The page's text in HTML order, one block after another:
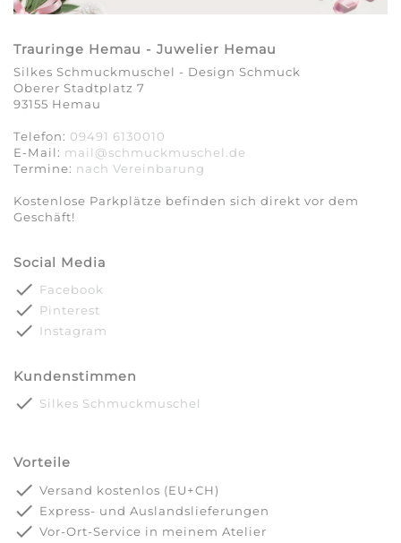
Trauringe Hemau - Juwelier Hemau
Silkes Schmuckmuschel - Design Schmuck
Oberer Stadtplatz 7
93155 Hemau
Telefon: 09491 6130010
E-Mail: mail@schmuckmuschel.de
Termine: nach Vereinbarung​​​​​​​
Kostenlose Parkplätze befinden sich direkt vor dem
Geschäft!
Social Media
done Facebook
done Pinterest
done Instagram
Kundenstimmen
done Silkes Schmuckmuschel
Vorteile
done Versand kostenlos (EU+CH)
done Express- und Auslandslieferungen
done Vor-Ort-Service in meinem Atelier